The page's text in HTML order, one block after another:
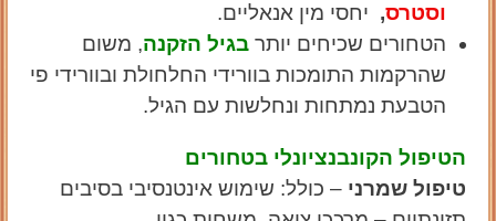
וסטרס, יחסי מין אנאליים.
הטחורים שכיחים יותר בגיל הזקנה, משום
שהרקמות התומכות בוורידי החלחולת ובוורידי פי
הטבעת נמתחות ונחלשות עם הגיל.
הטיפול הקונבנציונלי בטחורים
טיפול שמרני – כולל: שימוש אינטנסיבי בסיבים